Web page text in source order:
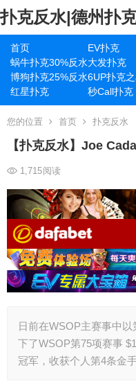
扑克反水|德州扑
首页 EV扑克
蜗牛扑克30%反水大发扑克
博狗扑克25%反水6UP扑克
红星扑克
秒Call扑克
您的位置 首页 扑克反水
【扑克反水】Joe
1,715阅读
日前在WSOP主赛事中
下了WSOP第75项赛事
冠军，收获个人第4条金手